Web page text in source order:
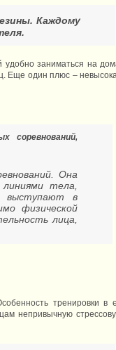
Каждому
удобно заниматься на
Еще один плюс –
соревнований,
Она
тела,
выступают в
физической
лица,
тренировки в
непривычную